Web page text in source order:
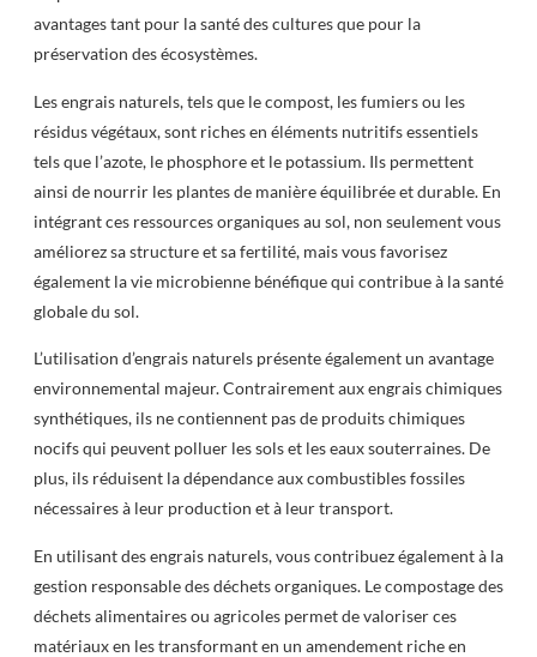
avantages tant pour la santé des cultures que pour la
préservation des écosystèmes.
Les engrais naturels, tels que le compost, les fumiers ou les
résidus végétaux, sont riches en éléments nutritifs essentiels
tels que l’azote, le phosphore et le potassium. Ils permettent
ainsi de nourrir les plantes de manière équilibrée et durable. En
intégrant ces ressources organiques au sol, non seulement vous
améliorez sa structure et sa fertilité, mais vous favorisez
également la vie microbienne bénéfique qui contribue à la santé
globale du sol.
L’utilisation d’engrais naturels présente également un avantage
environnemental majeur. Contrairement aux engrais chimiques
synthétiques, ils ne contiennent pas de produits chimiques
nocifs qui peuvent polluer les sols et les eaux souterraines. De
plus, ils réduisent la dépendance aux combustibles fossiles
nécessaires à leur production et à leur transport.
En utilisant des engrais naturels, vous contribuez également à la
gestion responsable des déchets organiques. Le compostage des
déchets alimentaires ou agricoles permet de valoriser ces
matériaux en les transformant en un amendement riche en